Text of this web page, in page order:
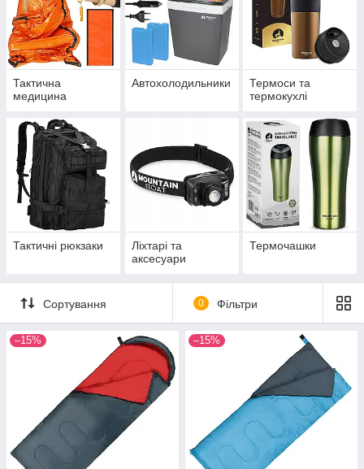
Тактична
медицина
Автохолодильники
Термоси та
термокухлі
Тактичні рюкзаки
Ліхтарі та
аксесуари
Термочашки
Сортування 0 Фільтри
–15% –15%